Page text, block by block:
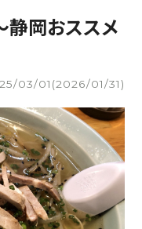
日(金)オープン／
ー三島
静岡おススメ
03/01(2026/01/31)